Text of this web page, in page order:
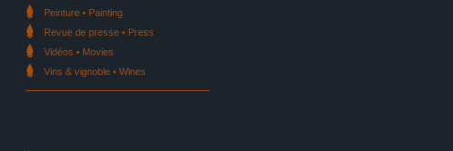
Peinture • Painting
Revue de presse • Press
Vidéos • Movies
Vins & vignoble • Wines